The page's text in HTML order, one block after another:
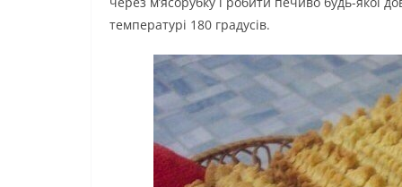
температурі 180 градусів.